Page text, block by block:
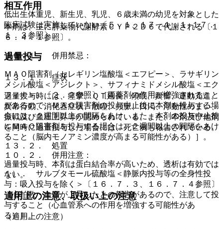
低出生体重児、新生児、乳児、６歳未満の幼児を対象とした
臨床試験は実施していない〔５．１、１７．１．１−１７．
１．３参照〕。
過量投与
１３．１． 症状
過量投与時には、痙攣、ＱＴ延長、傾眠、興奮、運動亢進、
異常行動、消化器症状、散瞳、頻脈、口渇、浮動性めまい、
振戦及び血圧上昇等が認められている。また、本剤及び他剤
を同時に過量投与した場合には、死亡例も報告されている。
１３．２． 処置
過量投与時、本剤は蛋白結合率が高いため、透析は有効では
ない。
適用上の注意、取扱い上の注意
（適用上の注意）
相互作用
本剤は、主に肝薬物代謝酵素ＣＹＰ２Ｄ６で代謝される〔１
６．４．１参照〕。
１０．１． 併用禁忌：
ＭＡＯ阻害剤（セレギリン塩酸塩＜エフピー＞、ラサギリン
メシル酸塩＜アジレクト＞、サフィナミドメシル酸塩＜エク
フィナ＞）〔２．２参照〕［両薬剤の作用が増強されること
があるので、ＭＡＯ阻害剤の投与中止後に本剤を投与する場
合には、２週間以上の間隔をあけ、また、本剤の投与中止後
にＭＡＯ阻害剤を投与する場合は、２週間以上の間隔をあけ
ること（脳内モノアミン濃度が高まる可能性がある）］。
１０．２． 併用注意：
１）． サルブタモール硫酸塩＜静脈内投与等の全身性投
与：吸入投与を除く＞〔１６．７．３、１６．７．４参照〕
［心拍数・血圧が上昇したとの報告があるので、注意して投
与すること（心血管系への作用を増強する可能性があ
る）］。